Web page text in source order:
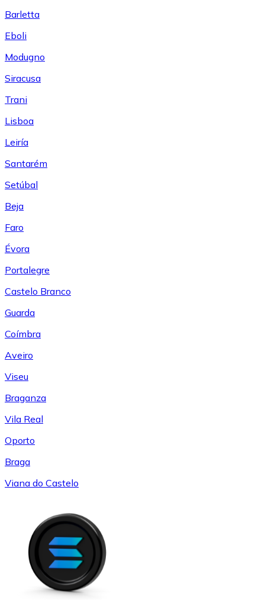
Barletta
Eboli
Modugno
Siracusa
Trani
Lisboa
Leiría
Santarém
Setúbal
Beja
Faro
Évora
Portalegre
Castelo Branco
Guarda
Coímbra
Aveiro
Viseu
Braganza
Vila Real
Oporto
Braga
Viana do Castelo